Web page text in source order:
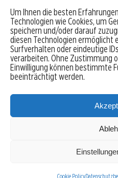
Um Ihnen die besten
Technologien wie Cookies, um
speichern und/oder darauf
diesen Technologien ermöglicht
Surfverhalten oder eindeutige
verarbeiten. Ohne Zustimmung
Einwilligung können bestimmte
beeinträchtigt werden.
Cookie Policy
Robo-Advisor vergleichen
Depotvergleich
Festgeld vergleichen
Tagesgeld vergleichen